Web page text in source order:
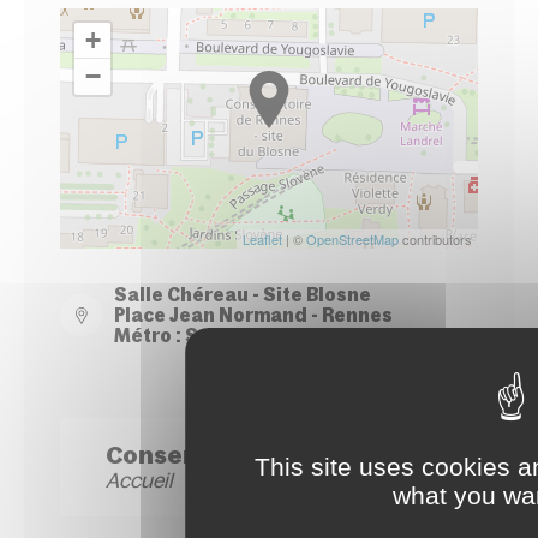
+
−
Leaflet | ©OpenStreetMapcontributors
Salle Chéreau - Site Blosne
Place Jean Normand - Rennes
Métro : Station Le Blosne
Conservatoire Site Blosne
Accueil
This site uses cookies
what you